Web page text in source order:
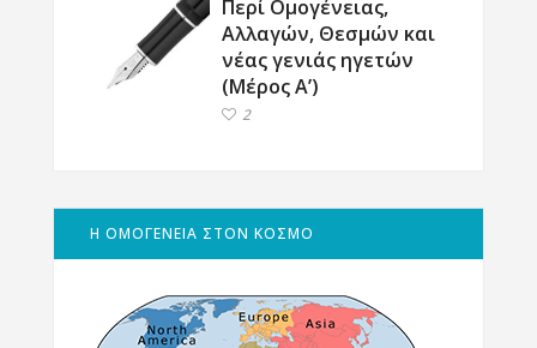
Περί Ομογένειας,
Αλλαγών, Θεσμών και
νέας γενιάς ηγετών
(Μέρος Α’)
2
Η ΟΜΟΓΕΝΕΙΑ ΣΤΟΝ ΚΟΣΜΟ